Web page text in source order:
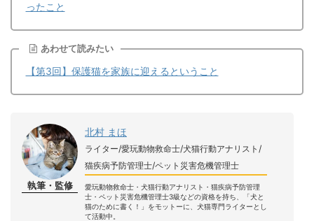
ったこと
あわせて読みたい
【第3回】保護猫を家族に迎えるということ
執筆・監修
北村 まほ
ライター/愛玩動物救命士/犬猫行動アナリスト/
猫疾病予防管理士/ペット災害危機管理士
愛玩動物救命士・犬猫行動アナリスト・猫疾病予防管理
士・ペット災害危機管理士3級などの資格を持ち、「犬と
猫のために書く！」をモットーに、犬猫専門ライターとし
て活動中。